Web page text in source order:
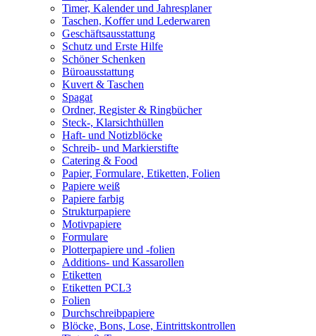
Timer, Kalender und Jahresplaner
Taschen, Koffer und Lederwaren
Geschäftsausstattung
Schutz und Erste Hilfe
Schöner Schenken
Büroausstattung
Kuvert & Taschen
Spagat
Ordner, Register & Ringbücher
Steck-, Klarsichthüllen
Haft- und Notizblöcke
Schreib- und Markierstifte
Catering & Food
Papier, Formulare, Etiketten, Folien
Papiere weiß
Papiere farbig
Strukturpapiere
Motivpapiere
Formulare
Plotterpapiere und -folien
Additions- und Kassarollen
Etiketten
Etiketten PCL3
Folien
Durchschreibpapiere
Blöcke, Bons, Lose, Eintrittskontrollen